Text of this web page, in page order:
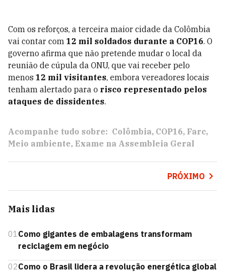
Com os reforços, a terceira maior cidade da Colômbia
vai contar com 12 mil soldados durante a COP16. O
governo afirma que não pretende mudar o local da
reunião de cúpula da ONU, que vai receber pelo
menos 12 mil visitantes, embora vereadores locais
tenham alertado para o risco representado pelos
ataques de dissidentes.
Acompanhe tudo sobre: Colômbia COP16 Farc
Meio ambiente Exame na Assembleia Geral
PRÓXIMO
Mais lidas
01Como gigantes de embalagens transformam
reciclagem em negócio
02Como o Brasil lidera a revolução energética global